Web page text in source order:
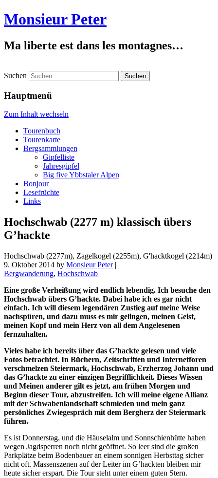
Monsieur Peter
Ma liberte est dans les montagnes…
Suchen
Hauptmenü
Zum Inhalt wechseln
Tourenbuch
Tourenkarte
Bergsammlungen
Gipfelliste
Jahresgipfel
Big five Ybbstaler Alpen
Bonjour
Lesefrüchte
Links
Hochschwab (2277 m) klassisch übers
G’hackte
Hochschwab (2277m), Zagelkogel (2255m), G'hacktkogel (2214m)
9. Oktober 2014 by Monsieur Peter|
Bergwanderung, Hochschwab
Eine große Verheißung wird endlich lebendig. Ich besuche den
Hochschwab übers G’hackte. Dabei habe ich es gar nicht
einfach. Ich will diesem legendären Zustieg auf meine Weise
nachspüren, und dazu muss es mir gelingen, meinen Geist,
meinen Kopf und mein Herz von all dem Angelesenen
fernzuhalten.
Vieles habe ich bereits über das G’hackte gelesen und viele
Fotos betrachtet. In Büchern, Zeitschriften und Internetforen
verschmelzen Steiermark, Hochschwab, Erzherzog Johann und
das G’hackte zu einer einzigen Begrifflichkeit. Dieses Wissen
und Meinen anderer gilt es jetzt, am frühen Morgen und
Beginn dieser Tour, abzustreifen. Ich will meine eigene Allianz
mit der Schwabenlandschaft schmieden und mein ganz
persönliches Zwiegespräch mit dem Bergherz der Steiermark
führen.
Es ist Donnerstag, und die Häuselalm und Sonnschienhütte haben
wegen Jagdsperren noch nicht geöffnet. So leer sind die großen
Parkplätze beim Bodenbauer an einem sonnigen Herbsttag sicher
nicht oft. Massenszenen auf der Leiter im G’hackten bleiben mir
heute sicher erspart. Die Tour steht unter einem guten Stern.